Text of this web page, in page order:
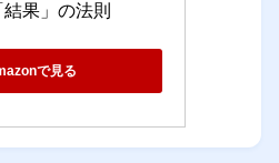
結果」の法則
で見る